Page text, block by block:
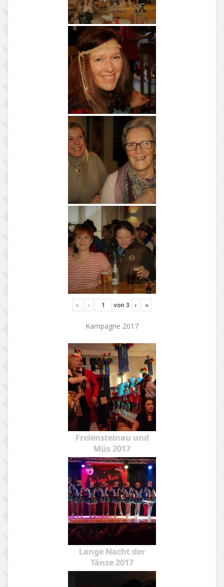
« ‹ von 3 › »
Kampagne 2017
Freiensteinau und
Müs 2017
Lange Nacht der
Tänze 2017